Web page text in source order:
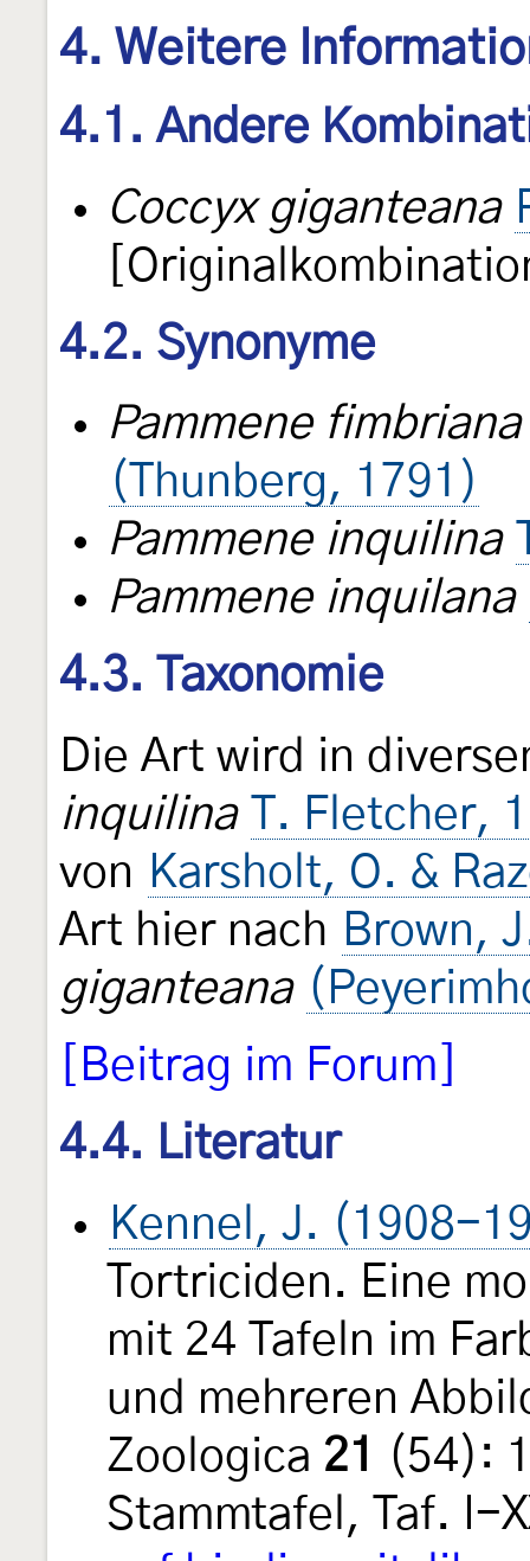
4. Weitere
4.1. Andere
Coccyx giganteana
4.2. Synonyme
Pammene fimbriana
(Thunberg, 1791)
Pammene inquilina
Pammene inquilana
4.3. Taxonomie
Die Art wird in
inquilina
T. Fletcher,
von Karsholt, O. &
Art hier nach Brown,
giganteana
[Beitrag im Forum]
4.4. Literatur
Kennel, J. (1908-
Tortriciden. Eine
mit 24 Tafeln im
und mehreren
Zoologica 21
(54):
Stammtafel, Taf. I-